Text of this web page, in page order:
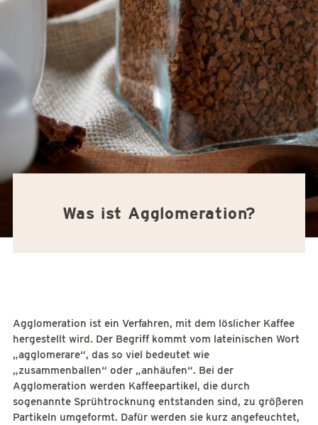
Was ist Agglomeration?
Agglomeration ist ein Verfahren, mit dem löslicher Kaffee
hergestellt wird. Der Begriff kommt vom lateinischen Wort
„agglomerare“, das so viel bedeutet wie
„zusammenballen“ oder „anhäufen“. Bei der
Agglomeration werden Kaffeepartikel, die durch
sogenannte Sprühtrocknung entstanden sind, zu größeren
Partikeln umgeformt. Dafür werden sie kurz angefeuchtet,